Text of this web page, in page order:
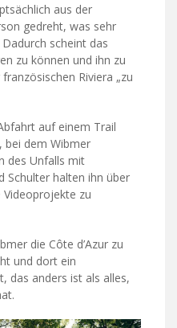
aus der
gedreht, was sehr
scheint das
zu können und ihn zu
Riviera „zu
auf einem Trail
bei dem Wibmer
des Unfalls mit
Schulter halten ihn über
Videoprojekte zu
die Côte d’Azur zu
und dort ein
das anders ist als alles,